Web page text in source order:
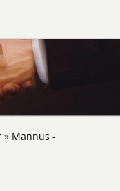
» Mannus -